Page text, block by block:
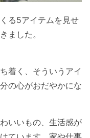
る5アイテムを見せ
ました。
着く、そういうアイ
の心がおだやかにな
いいもの、生活感が